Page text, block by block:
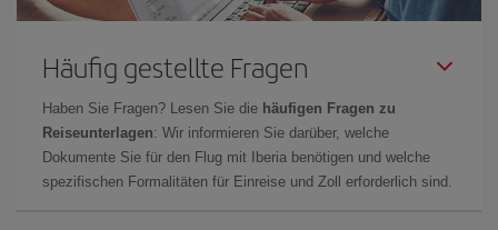
Häufig gestellte Fragen
Haben Sie Fragen? Lesen Sie die häufigen Fragen zu
Reiseunterlagen: Wir informieren Sie darüber, welche
Dokumente Sie für den Flug mit Iberia benötigen und welche
spezifischen Formalitäten für Einreise und Zoll erforderlich sind.